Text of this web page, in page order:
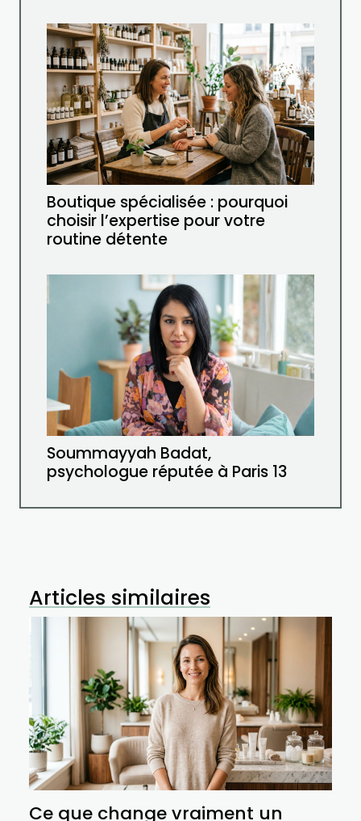
Boutique spécialisée : pourquoi
choisir l’expertise pour votre
routine détente
Soummayyah Badat,
psychologue réputée à Paris 13
Articles similaires
Ce que change vraiment un